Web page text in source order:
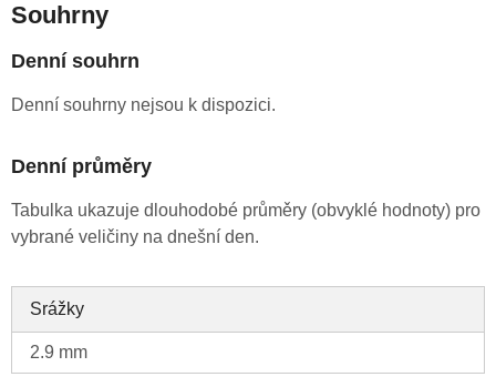
Souhrny
Denní souhrn
Denní souhrny nejsou k dispozici.
Denní průměry
Tabulka ukazuje dlouhodobé průměry (obvyklé hodnoty) pro
vybrané veličiny na dnešní den.
Srážky
2.9 mm